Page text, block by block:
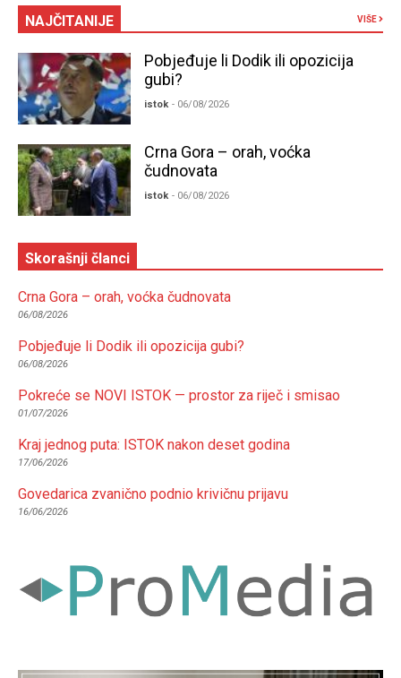
NAJČITANIJE VIŠE
Pobjeđuje li Dodik ili opozicija
gubi?
istok - 06/08/2026
Crna Gora – orah, voćka
čudnovata
istok - 06/08/2026
Skorašnji članci
Crna Gora – orah, voćka čudnovata
06/08/2026
Pobjeđuje li Dodik ili opozicija gubi?
06/08/2026
Pokreće se NOVI ISTOK — prostor za riječ i smisao
01/07/2026
Kraj jednog puta: ISTOK nakon deset godina
17/06/2026
Govedarica zvanično podnio krivičnu prijavu
16/06/2026